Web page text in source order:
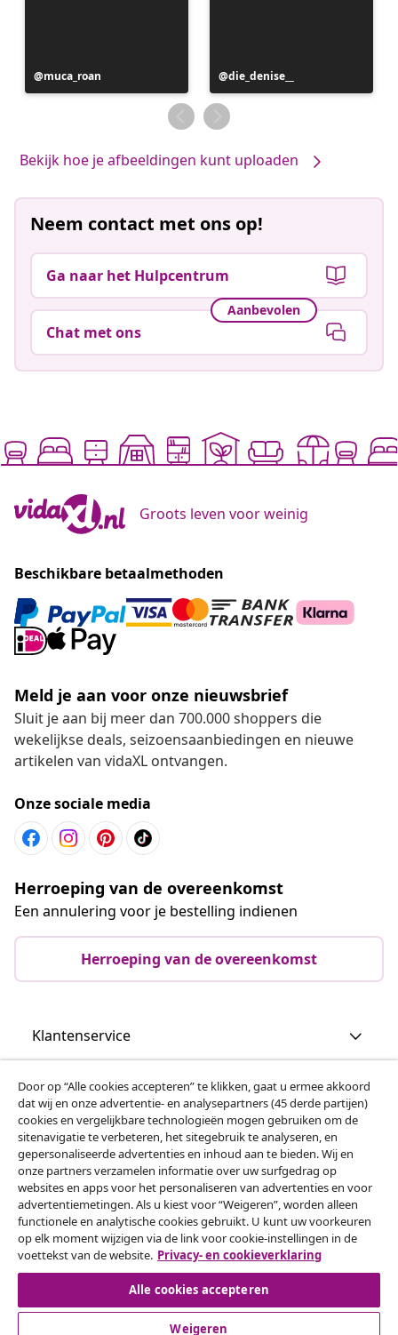
Bericht
gepubliceerd
muca_roan
Bericht
gepubliceerd
door
die_denise__
Bekijk hoe je afbeeldingen kunt uploaden
Neem contact met ons op!
Ga naar het Hulpcentrum
Aanbevolen
Chat met ons
Groots leven voor weinig
Beschikbare betaalmethoden
Meld je aan voor onze nieuwsbrief
Sluit je aan bij meer dan 700.000 shoppers die
wekelijkse deals, seizoensaanbiedingen en nieuwe
artikelen van vidaXL ontvangen.
Onze sociale media
Herroeping van de overeenkomst
Een annulering voor je bestelling indienen
Herroeping van de overeenkomst
Klantenservice
Zakelijk
vidaXL
Ontdek meer
Door op “Alle cookies accepteren” te klikken, gaat u ermee akkoord
dat wij en onze advertentie- en analysepartners (45 derde partijen)
cookies en vergelijkbare technologieën mogen gebruiken om de
sitenavigatie te verbeteren, het sitegebruik te analyseren, en
gepersonaliseerde advertenties en inhoud aan te bieden. Wij en
onze partners verzamelen informatie over uw surfgedrag op
websites en apps voor het personaliseren van advertenties en voor
advertentiemetingen. Als u kiest voor “Weigeren”, worden alleen
functionele en analytische cookies gebruikt. U kunt uw voorkeuren
op elk moment wijzigen via de link voor cookie-instellingen in de
voettekst van de website. Privacy- en cookieverklaring
Alle cookies accepteren
Weigeren